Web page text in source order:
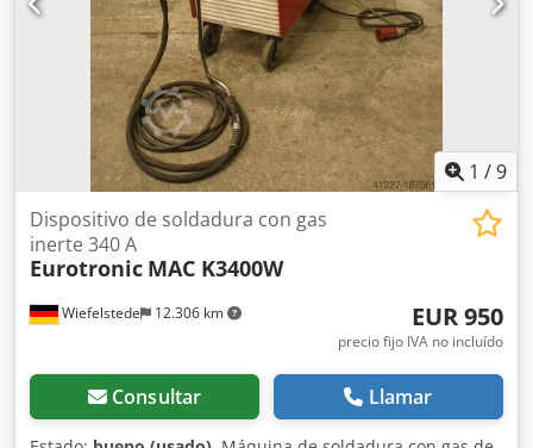
1 /9
Wiefelstede 12.306 km
Dispositivo de soldadura con gas
inerte 340 A
Eurotronic MAC K3400W
EUR 950
precio fijo IVA no incluído
Consultar Llamar